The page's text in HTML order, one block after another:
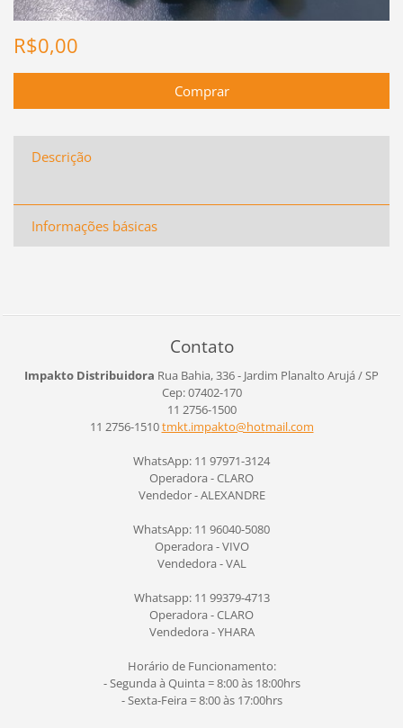
R$0,00
Descrição
Informações básicas
Contato
Impakto Distribuidora Rua Bahia, 336 - Jardim Planalto Arujá / SP
Cep: 07402-170
11 2756-1500
11 2756-1510tmkt.impakto@hotmail.com
WhatsApp: 11 97971-3124
Operadora - CLARO
Vendedor - ALEXANDRE
WhatsApp: 11 96040-5080
Operadora - VIVO
Vendedora - VAL
Whatsapp: 11 99379-4713
Operadora - CLARO
Vendedora - YHARA
Horário de Funcionamento:
- Segunda à Quinta = 8:00 às 18:00hrs
- Sexta-Feira = 8:00 às 17:00hrs